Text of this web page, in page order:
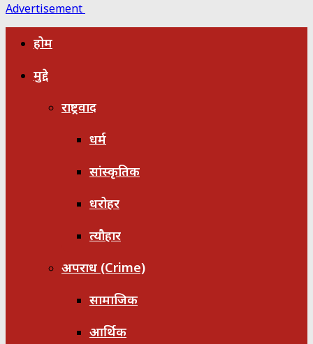
Advertisement
होम
मुद्दे
राष्ट्रवाद
धर्म
सांस्कृतिक
धरोहर
त्यौहार
अपराध (Crime)
सामाजिक
आर्थिक